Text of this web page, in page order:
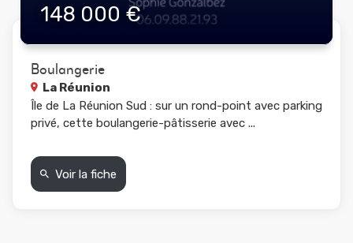
148 000 €
Boulangerie
La Réunion
Île de La Réunion Sud : sur un rond-point avec parking
privé, cette boulangerie-pâtisserie avec ...
Voir la fiche